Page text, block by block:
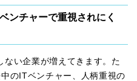
ンチャーで重視されにく
ない企業が増えてきます。た
のITベンチャー、人柄重視の